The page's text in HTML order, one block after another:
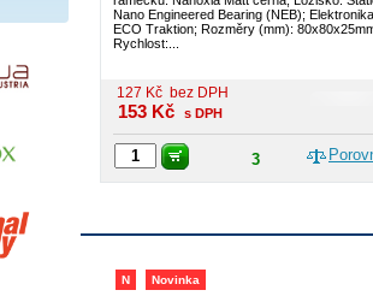
Nano Engineered Bearing (NEB);
ECO Traktion; Rozměry (mm):
Rychlost:...
127 Kč bez DPH
153 Kč s DPH
3
N Novinka